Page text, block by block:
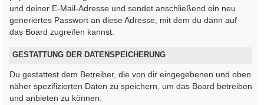
und deiner E-Mail-Adresse und sendet anschließend ein neu
generiertes Passwort an diese Adresse, mit dem du dann auf
das Board zugreifen kannst.
GESTATTUNG DER DATENSPEICHERUNG
Du gestattest dem Betreiber, die von dir eingegebenen und oben
näher spezifizierten Daten zu speichern, um das Board betreiben
und anbieten zu können.